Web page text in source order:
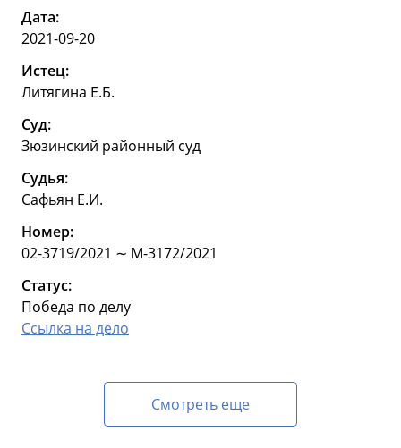
Дата:
2021-09-20
Истец:
Литягина Е.Б.
Суд:
Зюзинский районный суд
Судья:
Сафьян Е.И.
Номер:
02-3719/2021 ∼ М-3172/2021
Статус:
Победа по делу
Ссылка на дело
Смотреть еще